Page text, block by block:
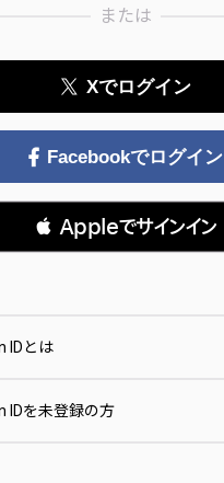
または
Xでログイン
Facebookでログイン
 Appleでサインイン
IDとは
IDを未登録の方